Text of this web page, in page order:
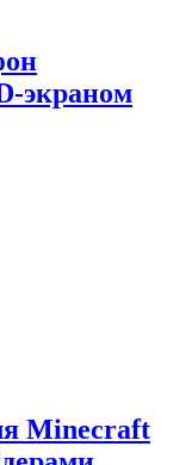
экраном
Minecraft